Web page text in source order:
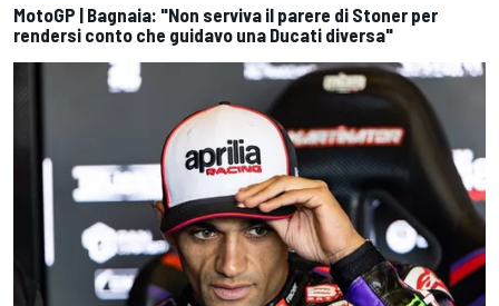
MotoGP | Bagnaia: "Non serviva il parere di Stoner per
rendersi conto che guidavo una Ducati diversa"